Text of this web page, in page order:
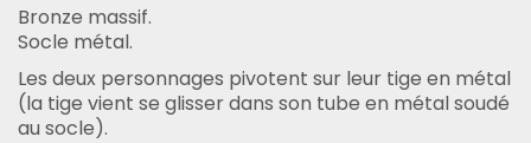
Bronze massif.
Socle métal.
Les deux personnages pivotent sur leur tige en métal
(la tige vient se glisser dans son tube en métal soudé
au socle).